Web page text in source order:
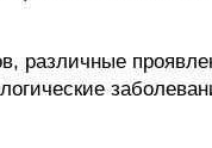
различные